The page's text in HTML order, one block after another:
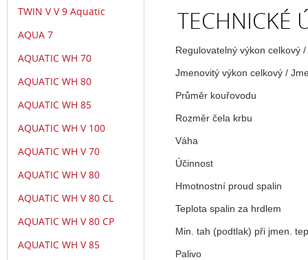
TECHNICKÉ
Regulovatelný výkon celkový
Jmenovitý výkon celkový /
Průměr kouřovodu
Rozměr čela krbu
Váha
Účinnost
Hmotnostní proud spalin
Teplota spalin za hrdlem
Min. tah (podtlak) při jmen.
Palivo
TWIN V V 9 Aquatic
AQUA 7
AQUATIC WH 70
AQUATIC WH 80
AQUATIC WH 85
AQUATIC WH V 100
AQUATIC WH V 70
AQUATIC WH V 80
AQUATIC WH V 80 CL
AQUATIC WH V 80 CP
AQUATIC WH V 85